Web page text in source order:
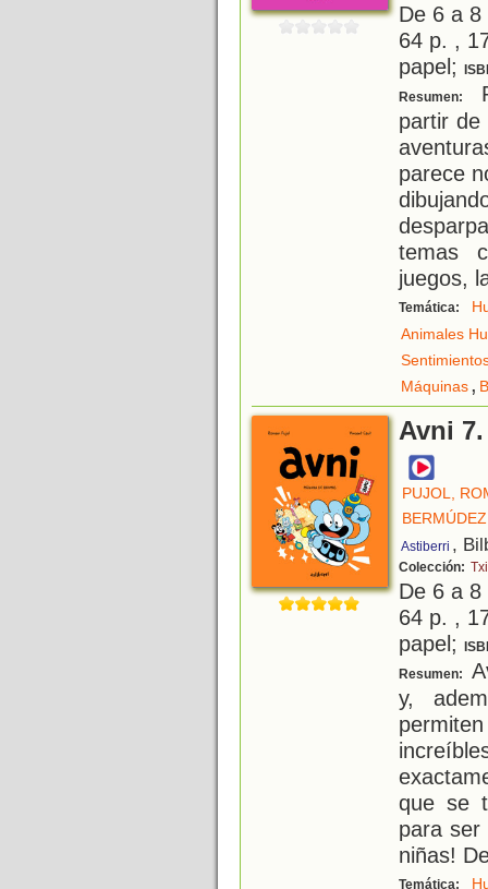
De 6 a
64 p. ,
papel;
Resumen:
partir de
parece
temas
juegos,
Temática:
Animales
Máquinas,
Avni
PUJOL,
Astiberri ,
Colección:
De 6 a
64 p. ,
papel;
Resumen:
y,
que se
para ser
niñas!
Temática: